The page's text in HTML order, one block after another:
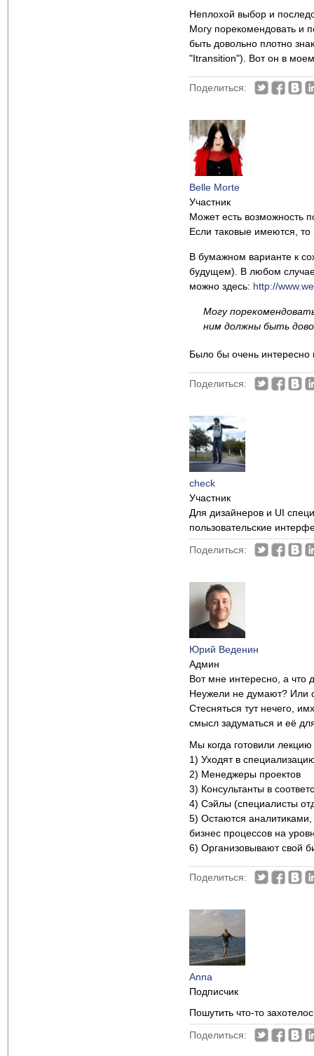
Неплохой выбор и
Могу порекомендовать и
быть довольно плотно
"Itransition"). Вот он в
Поделиться:
Belle Morte
Участник
Может есть возможность
Если таковые имеются,
В бумажном варианте к
будущем). В любом случае
можно здесь: http://
Могу
ним должны быть
Было бы очень интересно
Поделиться:
check
Участник
Для дизайнеров и UI
пользовательские
Поделиться:
Юрий Веденин
Админ
Вот мне интересно, а что
Неужели не думают? Или
Стесняться тут нечего,
смысл задуматься и её
Мы когда готовили
1) Уходят в
2) Менеджеры проектов
3) Консультанты в
4) Сэйлы (специалисты
5) Остаются
бизнес процессов на
6) Организовывают свой
Поделиться:
Anna
Подписчик
Пошутить что-то
Поделиться: